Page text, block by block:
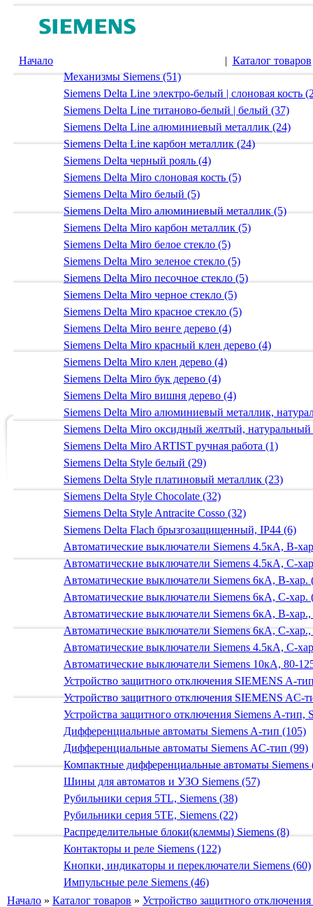
Начало | Каталог товаров
Механизмы Siemens (51)
Siemens Delta Line электро-белый | слоновая кость
Siemens Delta Line титаново-белый | белый (37)
Siemens Delta Line алюминиевый металлик (24)
Siemens Delta Line карбон металлик (24)
Siemens Delta черный рояль (4)
Siemens Delta Miro слоновая кость (5)
Siemens Delta Miro белый (5)
Siemens Delta Miro алюминиевый металлик (5)
Siemens Delta Miro карбон металлик (5)
Siemens Delta Miro белое стекло (5)
Siemens Delta Miro зеленое стекло (5)
Siemens Delta Miro песочное стекло (5)
Siemens Delta Miro черное стекло (5)
Siemens Delta Miro красное стекло (5)
Siemens Delta Miro венге дерево (4)
Siemens Delta Miro красный клен дерево (4)
Siemens Delta Miro клен дерево (4)
Siemens Delta Miro бук дерево (4)
Siemens Delta Miro вишня дерево (4)
Siemens Delta Miro алюминиевый металлик,
Siemens Delta Miro оксидный желтый,
Siemens Delta Miro ARTIST ручная работа (1)
Siemens Delta Style белый (29)
Siemens Delta Style платиновый металлик (23)
Siemens Delta Style Chocolate (32)
Siemens Delta Style Antracite Cosso (32)
Siemens Delta Flach брызгозащищенный, IP44 (6)
Автоматические выключатели Siemens 4.5кА, B-
Автоматические выключатели Siemens 4.5кА, C-
Автоматические выключатели Siemens 6кА, B-хар.
Автоматические выключатели Siemens 6кА, С-хар.
Автоматические выключатели Siemens 6кА, B-
Автоматические выключатели Siemens 6кА, C-
Автоматические выключатели Siemens 4.5кА, C-
Автоматические выключатели Siemens 10кА, 80-
Устройство защитного отключения SIEMENS A-
Устройство защитного отключения SIEMENS AС-
Устройства защитного отключения Siemens A-тип,
Дифференциальные автоматы Siemens A-тип (105)
Дифференциальные автоматы Siemens AС-тип (99)
Компактные дифференциальные автоматы Siemens
Шины для автоматов и УЗО Siemens (57)
Рубильники серия 5TL, Siemens (38)
Рубильники серия 5TE, Siemens (22)
Распределительные блоки(клеммы) Siemens (8)
Контакторы и реле Siemens (122)
Кнопки, индикаторы и переключатели Siemens (60)
Импульсные реле Siemens (46)
Начало » Каталог товаров » Устройство защитного